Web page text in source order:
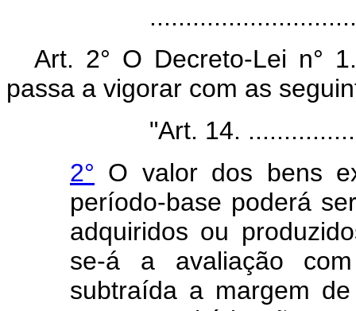
Art. 2° O Decreto-Lei n°
passa a vigorar com as
"Art. 14.
2° O valor dos bens
período-base poderá
adquiridos ou
se-á a avaliação
subtraída a margem